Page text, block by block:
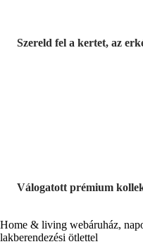
Szereld fel a kertet, az
Válogatott prémium
Home & living webáruház,
lakberendezési ötlettel